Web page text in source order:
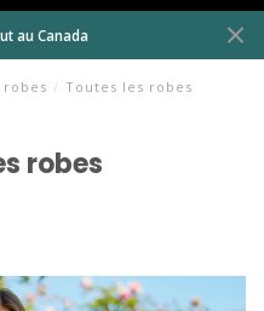
au Canada
robes / Toutes les robes
robes